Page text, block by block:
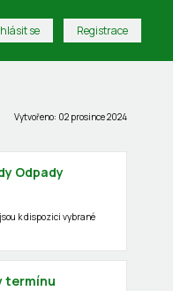
se Registrace
Vytvořeno: 02 prosince 2024
Odpady
k dispozici vybrané
termínu